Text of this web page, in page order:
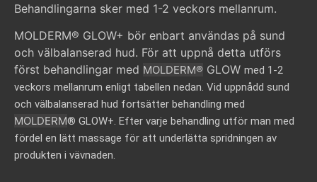
Behandlingarna sker med 1-2 veckors mellanrum.
MOLDERM® GLOW+ bör enbart användas på sund
och välbalanserad hud. För att uppnå detta utförs
först behandlingar med MOLDERM® GLOW med 1-2
veckors mellanrum enligt tabellen nedan. Vid uppnådd sund
och välbalanserad hud fortsätter behandling med
MOLDERM® GLOW+. Efter varje behandling utför man med
fördel en lätt massage för att underlätta spridningen av
produkten i vävnaden.